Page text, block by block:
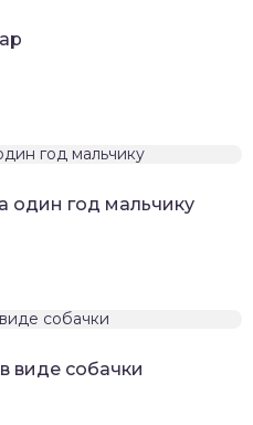
один год мальчику
виде собачки